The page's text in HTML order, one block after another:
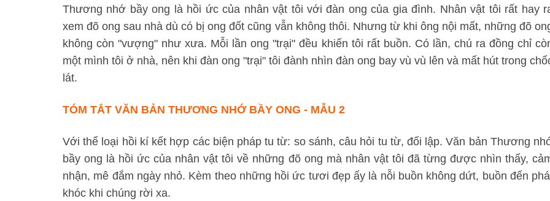
Thương nhớ bầy ong là hồi ức của nhân vật tôi với đàn ong của gia đình. Nhân vật tôi rất hay
xem đõ ong sau nhà dù có bị ong đốt cũng vẫn không thôi. Nhưng từ khi ông nội mất, những đõ
không còn "vượng" như xưa. Mỗi lần ong "trại" đều khiến tôi rất buồn. Có lần, chú ra đồng chỉ
một mình tôi ở nhà, nên khi đàn ong "trại" tôi đành nhìn đàn ong bay vù vù lên và mất hút trong
lát.
TÓM TẮT VĂN BẢN THƯƠNG NHỚ BẦY ONG - MẪU 2
Với thể loại hồi kí kết hợp các biện pháp tu từ: so sánh, câu hỏi tu từ, đối lập. Văn bản Thương
bầy ong là hồi ức của nhân vật tôi về những đõ ong mà nhân vật tôi đã từng được nhìn thấy,
nhận, mê đắm ngày nhỏ. Kèm theo những hồi ức tươi đẹp ấy là nỗi buồn không dứt, buồn đến
khóc khi chúng rời xa.